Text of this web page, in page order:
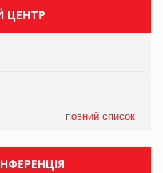
ЦЕНТР
повний список